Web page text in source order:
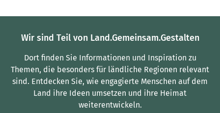
Wir sind Teil von Land.Gemeinsam.Gestalten
Dort finden Sie Informationen und Inspiration zu
Themen, die besonders für ländliche Regionen relevant
sind. Entdecken Sie, wie engagierte Menschen auf dem
Land ihre Ideen umsetzen und ihre Heimat
weiterentwickeln.